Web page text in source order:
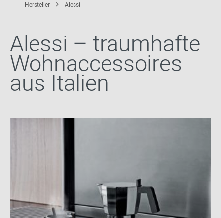
Hersteller Alessi
Alessi – traumhafte
Wohnaccessoires
aus Italien